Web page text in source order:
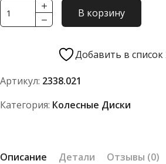
Количество
товара
2338.021
В корзину
Добавить в
Артикул: 2338.021
Категория: Колесные Диски
Описание Детали Отзывы (0)